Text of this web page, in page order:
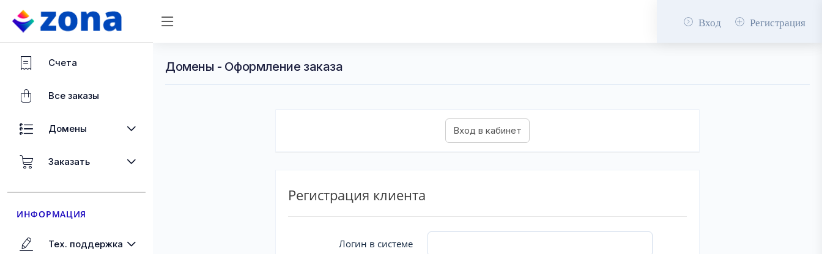
Вход Регистрация
Счета
Все заказы
Домены
Заказать
ИНФОРМАЦИЯ
Тех. поддержка
Домены - Оформление заказа
Регистрация клиента
Логин в системе